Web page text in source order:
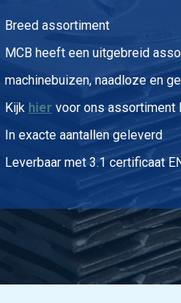
Breed assortiment
MCB heeft een uitgebreid
machinebuizen, naadloze en
Kijk hier voor ons assortiment
In exacte aantallen geleverd
Leverbaar met 3.1 certificaat